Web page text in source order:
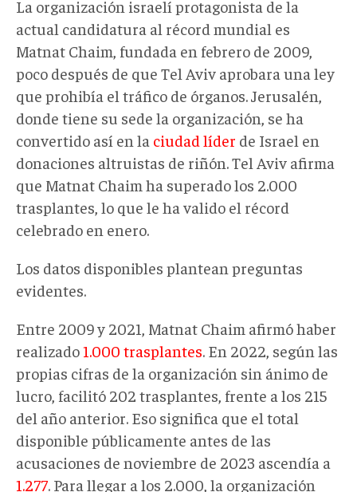
La organización israelí protagonista de la
actual candidatura al récord mundial es
Matnat Chaim, fundada en febrero de 2009,
poco después de que Tel Aviv aprobara una ley
que prohibía el tráfico de órganos. Jerusalén,
donde tiene su sede la organización, se ha
convertido así en la ciudad líder de Israel en
donaciones altruistas de riñón. Tel Aviv afirma
que Matnat Chaim ha superado los 2.000
trasplantes, lo que le ha valido el récord
celebrado en enero.
Los datos disponibles plantean preguntas
evidentes.
Entre 2009 y 2021, Matnat Chaim afirmó haber
realizado1.000 trasplantes. En 2022, según las
propias cifras de la organización sin ánimo de
lucro, facilitó 202 trasplantes, frente a los 215
del año anterior. Eso significa que el total
disponible públicamente antes de las
acusaciones de noviembre de 2023 ascendía a
1.277. Para llegar a los 2.000, la organización